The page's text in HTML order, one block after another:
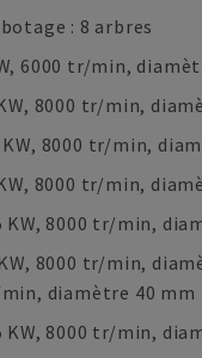
: 8 arbres
6000 tr/min,
8000 tr/min,
KW, 8000 tr/min,
8000 tr/min,
KW, 8000 tr/min,
8000 tr/min,
diamètre 40 mm
KW, 8000 tr/min,